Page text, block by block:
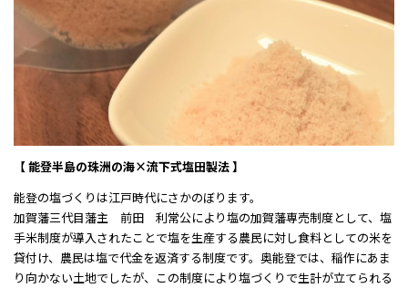
【 能登半島の珠洲の海×流下式塩田製法 】
能登の塩づくりは江戸時代にさかのぼります。
加賀藩三代目藩主 前田 利常公により塩の加賀藩専売制度として、塩
手米制度が導入されたことで塩を生産する農民に対し食料としての米を
貸付け、農民は塩で代金を返済する制度です。奥能登では、稲作にあま
り向かない土地でしたが、この制度により塩づくりで生計が立てられる